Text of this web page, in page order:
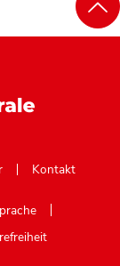
Kontakt